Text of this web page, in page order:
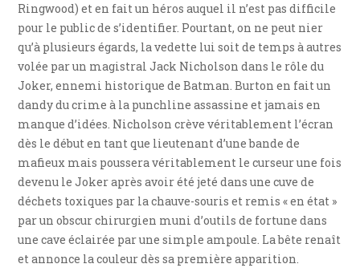
Ringwood) et en fait un héros auquel il n’est pas difficile
pour le public de s’identifier. Pourtant, on ne peut nier
qu’à plusieurs égards, la vedette lui soit de temps à autres
volée par un magistral Jack Nicholson dans le rôle du
Joker, ennemi historique de Batman. Burton en fait un
dandy du crime à la punchline assassine et jamais en
manque d’idées. Nicholson crève véritablement l’écran
dès le début en tant que lieutenant d’une bande de
mafieux mais poussera véritablement le curseur une fois
devenu le Joker après avoir été jeté dans une cuve de
déchets toxiques par la chauve-souris et remis « en état »
par un obscur chirurgien muni d’outils de fortune dans
une cave éclairée par une simple ampoule. La bête renaît
et annonce la couleur dès sa première apparition.